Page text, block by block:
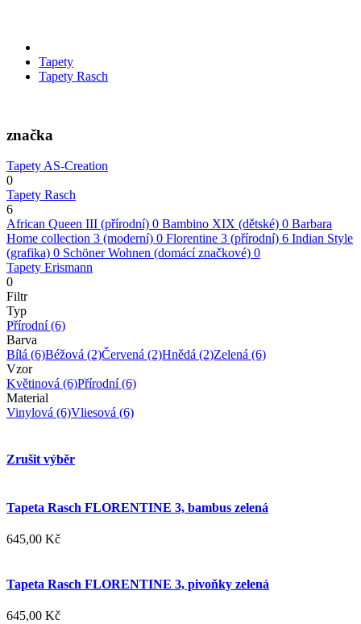
Tapety
Tapety Rasch
značka
Tapety AS-Creation
0
Tapety Rasch
6
African Queen III (přírodní) 0 Bambino XIX (dětské) 0 Barbara
Home collection 3 (moderní) 0 Florentine 3 (přírodní) 6 Indian Style
(grafika) 0 Schöner Wohnen (domácí značkové) 0
Tapety Erismann
0
Filtr
Typ
Přírodní(6)
Barva
Bílá (6)Béžová (2)Červená (2)Hnědá (2)Zelená (6)
Vzor
Květinová (6)Přírodní(6)
Material
Vinylová (6)Vliesová (6)
Zrušit výběr
Tapeta Rasch FLORENTINE 3, bambus zelená
645,00 Kč
Tapeta Rasch FLORENTINE 3, pivoňky zelená
645,00 Kč